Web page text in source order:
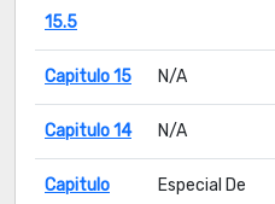
15.5
Capitulo 15 N/A
Capitulo 14 N/A
Capitulo
Especial De